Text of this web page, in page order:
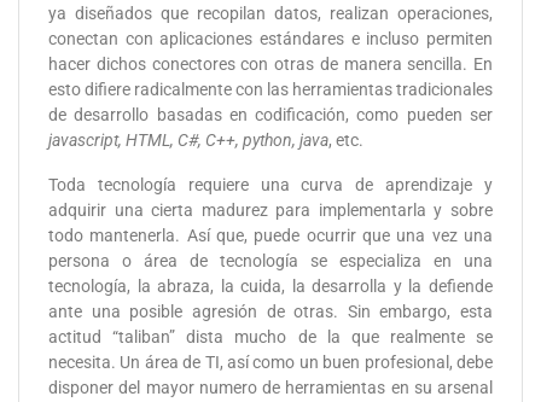
ya diseñados que recopilan datos, realizan operaciones,
conectan con aplicaciones estándares e incluso permiten
hacer dichos conectores con otras de manera sencilla. En
esto difiere radicalmente con las herramientas tradicionales
de desarrollo basadas en codificación, como pueden ser
javascript, HTML, C#, C++, python, java, etc.
Toda tecnología requiere una curva de aprendizaje y
adquirir una cierta madurez para implementarla y sobre
todo mantenerla. Así que, puede ocurrir que una vez una
persona o área de tecnología se especializa en una
tecnología, la abraza, la cuida, la desarrolla y la defiende
ante una posible agresión de otras. Sin embargo, esta
actitud “taliban” dista mucho de la que realmente se
necesita. Un área de TI, así como un buen profesional, debe
disponer del mayor numero de herramientas en su arsenal